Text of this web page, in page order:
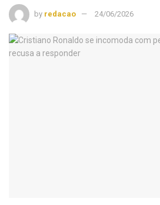
by redacao 24/06/2026